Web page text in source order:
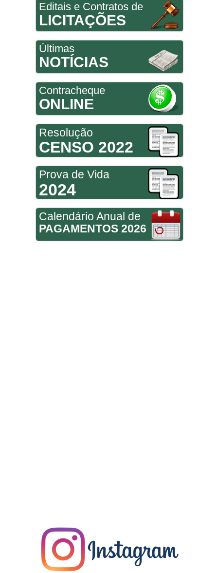
Editais e Contratos de
LICITAÇÕES
Últimas
NOTÍCIAS
Contracheque
ONLINE
Resolução
CENSO 2022
Prova de Vida
2024
Calendário Anual de
PAGAMENTOS 2026